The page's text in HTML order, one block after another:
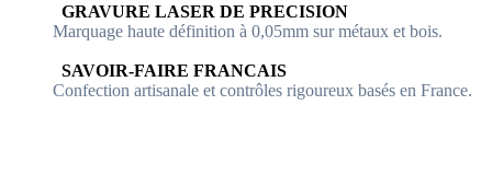
​GRAVURE LASER DE PRECISION
Marquage haute définition à 0,05mm sur métaux et bois.
​SAVOIR-FAIRE FRANCAIS
Confection artisanale et contrôles ​rigoureux basés en France.